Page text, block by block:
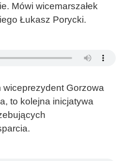
Mówi wicemarszałek
Łukasz Porycki.
wiceprezydent Gorzowa
to kolejna inicjatywa